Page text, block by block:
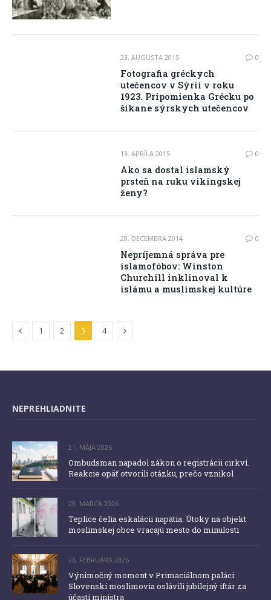
23. AUGUSTA 2015 0
Fotografia gréckych
utečencov v Sýrii v roku
1923. Pripomienka Grécku po
šikane sýrskych utečencov
13. APRÍLA 2015 0
Ako sa dostal islamský
prsteň na ruku vikingskej
ženy?
28. DECEMBRA 2014 0
Nepríjemná správa pre
islamofóbov: Winston
Churchill inklinoval k
islámu a muslimskej kultúre
Previous
1 2 3 4 Next
NEPREHLIADNITE
21. MÁJA 2026
Ombudsman napadol zákon o registrácii cirkví.
Reakcie opäť otvorili otázku, prečo vznikol
29. MARCA 2026
Teplice čelia eskalácii napätia: Útoky na objekt
moslimskej obce vracajú mesto do minulosti
26. FEBRUÁRA 2026
Výnimočný moment v Primaciálnom paláci:
Slovenskí moslimovia oslávili jubilejný iftár za
účasti ministra